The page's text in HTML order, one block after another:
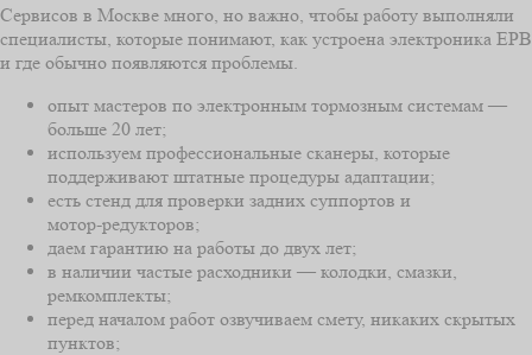
Сервисов в Москве много, но важно, чтобы работу выполняли
специалисты, которые понимают, как устроена электроника EPB
и где обычно появляются проблемы.
опыт мастеров по электронным тормозным системам —
больше 20 лет;
используем профессиональные сканеры, которые
поддерживают штатные процедуры адаптации;
есть стенд для проверки задних суппортов и
мотор‑редукторов;
даем гарантию на работы до двух лет;
в наличии частые расходники — колодки, смазки,
ремкомплекты;
перед началом работ озвучиваем смету, никаких скрытых
пунктов;